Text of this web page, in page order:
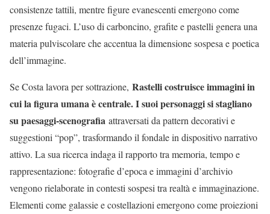
consistenze tattili, mentre figure evanescenti emergono come
presenze fugaci. L’uso di carboncino, grafite e pastelli genera una
materia pulviscolare che accentua la dimensione sospesa e poetica
dell’immagine.
Se Costa lavora per sottrazione, Rastelli costruisce immagini in
cui la figura umana è centrale. I suoi personaggi si stagliano
su paesaggi-scenografia attraversati da pattern decorativi e
suggestioni “pop”, trasformando il fondale in dispositivo narrativo
attivo. La sua ricerca indaga il rapporto tra memoria, tempo e
rappresentazione: fotografie d’epoca e immagini d’archivio
vengono rielaborate in contesti sospesi tra realtà e immaginazione.
Elementi come galassie e costellazioni emergono come proiezioni